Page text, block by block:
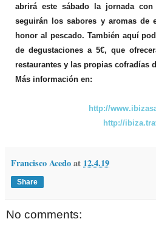
abrirá este sábado la jornada
seguirán los sabores y aromas de
honor al pescado. También aquí
de degustaciones a 5€, que
restaurantes y las propias cofradías
Más información en:
http://
http://
Francisco Acedoat 12.4.19
Share
No comments: